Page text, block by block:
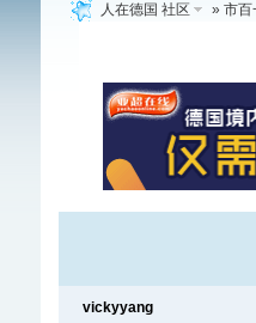
人在德国 社区 » 市百
vickyyang